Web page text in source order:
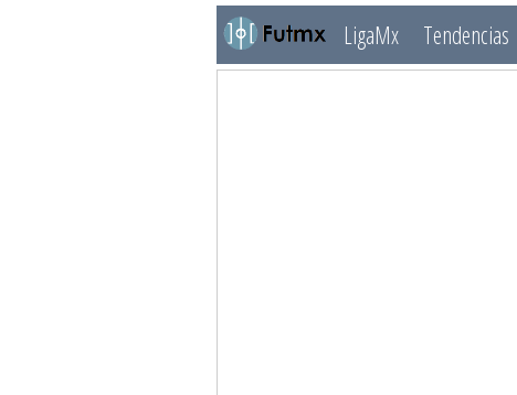
LigaMx Tendencias